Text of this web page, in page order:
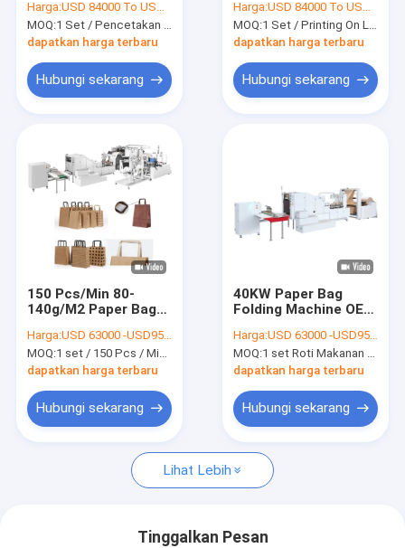
Produk
Tentang kami
Tur Pabrik
Berita
Mesin Pembuat Piala Kertas
Mesin Pemotong Kertas Cangkir Mati
80g / M2 Pembuat
Kantong Kertas
Harga:USD 84000 To USD 100000 Per Set
MOQ:1 Set / Pencetakan Logo 350J 180pcs / Min Mesin Pembuat Kantong Kertas Otomatis
dapatkan harga terbaru
Hubungi sekarang
Bawah
8800x2300x1900mm
Harga:USD 84000 To USD 100000 Per Set
MOQ:1 Set / Printing On Line V Mesin Pembuat Kantong Kertas Bawah Untuk Membuat Kantong Kertas
dapatkan harga terbaru
Hubungi sekarang
150 Pcs/Min 80-
140g/M2 Paper Bag
Untuk Tas Bawah
Persegi
Harga:USD 63000 -USD95000
MOQ:1 set / 150 Pcs / Min Mesin Pembentuk Kantong Kertas Sepenuhnya Otomatis Untuk Tas Bawah Persegi
dapatkan harga terbaru
Hubungi sekarang
40KW Paper Bag
Folding Machine OEM
Making Machine
Harga:USD 63000 -USD95000
MOQ:1 set Roti Makanan Sekali Pakai Mesin Lipat Kantong Kertas Bawah Datar
dapatkan harga terbaru
Hubungi sekarang
Lihat Lebih
Tinggalkan Pesan